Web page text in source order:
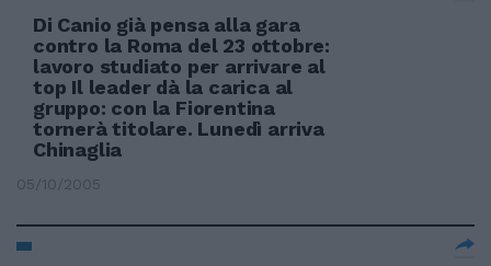
Di Canio già pensa alla gara
contro la Roma del 23 ottobre:
lavoro studiato per arrivare al
top Il leader dà la carica al
gruppo: con la Fiorentina
tornerà titolare. Lunedì arriva
Chinaglia
05/10/2005